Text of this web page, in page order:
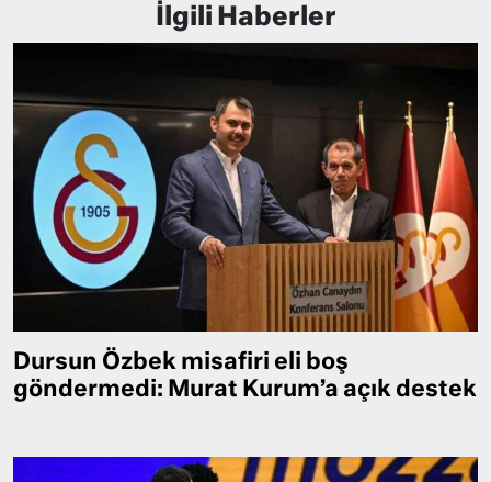
İlgili Haberler
Dursun Özbek misafiri eli boş
göndermedi: Murat Kurum’a açık destek